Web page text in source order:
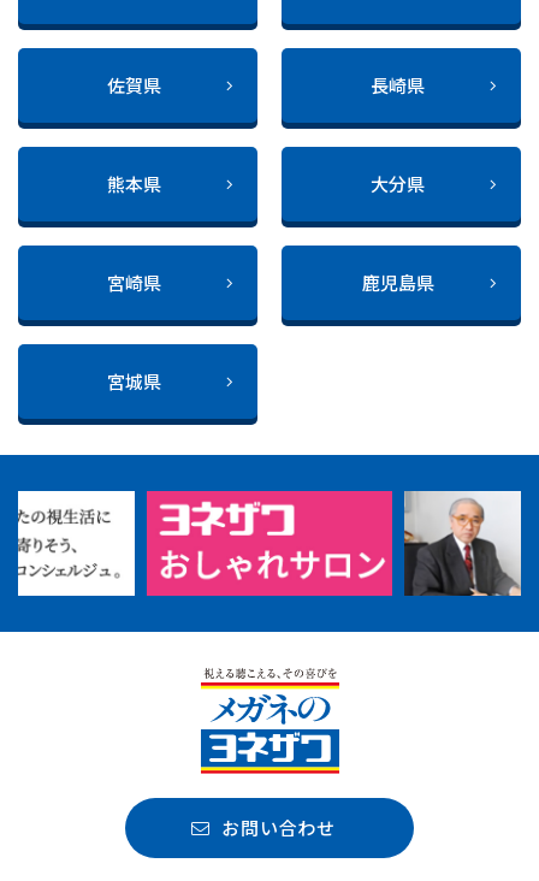
佐賀県 長崎県
熊本県 大分県
宮崎県 鹿児島県
宮城県
お問い合わせ